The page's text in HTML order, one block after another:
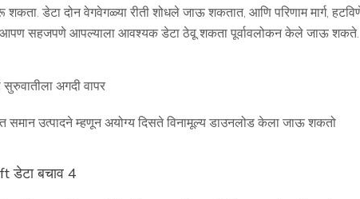
डेटा दोन वेगवेगळ्या रीती शोधले जाऊ शकतात, आणि परिणाम मार्ग,
आपण सहजपणे आपल्याला आवश्यक डेटा ठेवू शकता पूर्वावलोकन केले जाऊ शकते.
सुरुवातीला अगदी वापर
समान उत्पादने म्हणून अयोग्य दिसते विनामूल्य डाउनलोड केला जाऊ शकतो
डेटा बचाव 4